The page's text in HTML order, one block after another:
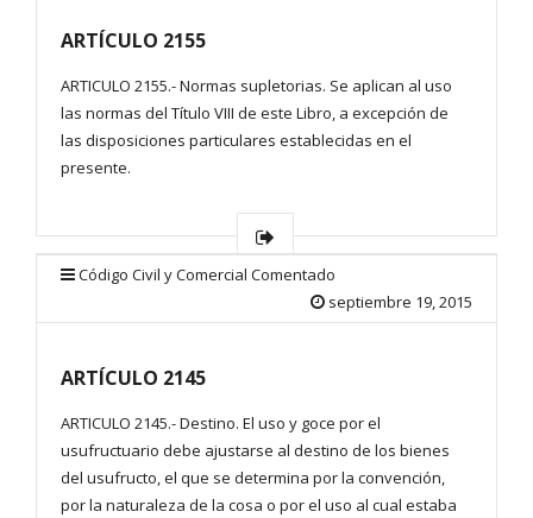
ARTÍCULO 2155
ARTICULO 2155.- Normas supletorias. Se aplican al uso
las normas del Título VIII de este Libro, a excepción de
las disposiciones particulares establecidas en el
presente.
Código Civil y Comercial Comentado
septiembre 19, 2015
ARTÍCULO 2145
ARTICULO 2145.- Destino. El uso y goce por el
usufructuario debe ajustarse al destino de los bienes
del usufructo, el que se determina por la convención,
por la naturaleza de la cosa o por el uso al cual estaba